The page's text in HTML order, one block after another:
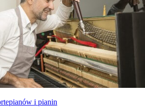
i pianin